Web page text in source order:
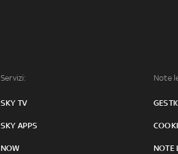
Servizi:
SKY TV
SKY APPS
NOW
Note
NOTE